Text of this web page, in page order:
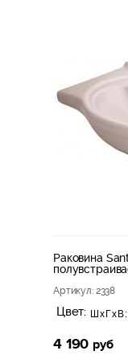
Раковина
Артикул: 2338
Цвет: ШхГхВ:
4 190 руб